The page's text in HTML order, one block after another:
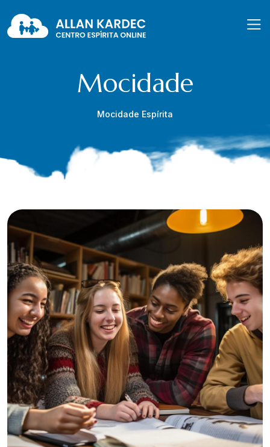
Mocidade
Mocidade Espírita